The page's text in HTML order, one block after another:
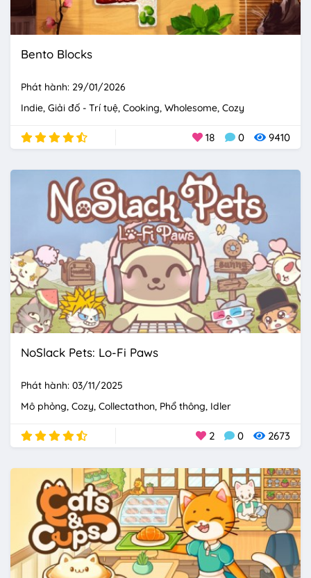
Bento Blocks
Phát hành: 29/01/2026
Indie Giải đố - Trí tuệ Cooking Wholesome Cozy
18 0 9410
NoSlack Pets: Lo-Fi Paws
Phát hành: 03/11/2025
Mô phỏng Cozy Collectathon Phổ thông Idler
2 0 2673